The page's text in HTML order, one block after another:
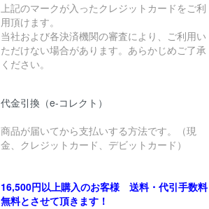
上記のマークが入ったクレジットカードをご利
用頂けます。
当社および各決済機関の審査により、ご利用い
ただけない場合があります。あらかじめご了承
ください。
代金引換（e-コレクト）
商品が届いてから支払いする方法です。（現
金、クレジットカード、デビットカード）
16,500円以上購入のお客様 送料・代引手数料
無料とさせて頂きます！